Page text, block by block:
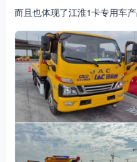
而且也体现了江淮1卡专用车